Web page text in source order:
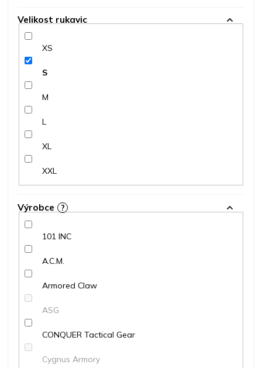
Velikost rukavic
XS
S
M
L
XL
XXL
Výrobce ?
101 INC
A.C.M.
Armored Claw
ASG
CONQUER Tactical Gear
Cygnus Armory